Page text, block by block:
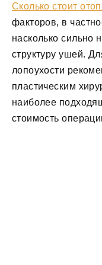
Сколько стоит
факторов, в
насколько сильно
структуру ушей.
лопоухости
пластическим
наиболее
стоимость